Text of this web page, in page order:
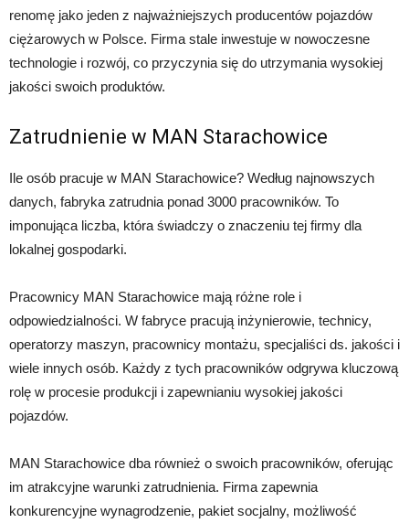
renomę jako jeden z najważniejszych producentów pojazdów
ciężarowych w Polsce. Firma stale inwestuje w nowoczesne
technologie i rozwój, co przyczynia się do utrzymania wysokiej
jakości swoich produktów.
Zatrudnienie w MAN Starachowice
Ile osób pracuje w MAN Starachowice? Według najnowszych
danych, fabryka zatrudnia ponad 3000 pracowników. To
imponująca liczba, która świadczy o znaczeniu tej firmy dla
lokalnej gospodarki.
Pracownicy MAN Starachowice mają różne role i
odpowiedzialności. W fabryce pracują inżynierowie, technicy,
operatorzy maszyn, pracownicy montażu, specjaliści ds. jakości i
wiele innych osób. Każdy z tych pracowników odgrywa kluczową
rolę w procesie produkcji i zapewnianiu wysokiej jakości
pojazdów.
MAN Starachowice dba również o swoich pracowników, oferując
im atrakcyjne warunki zatrudnienia. Firma zapewnia
konkurencyjne wynagrodzenie, pakiet socjalny, możliwość